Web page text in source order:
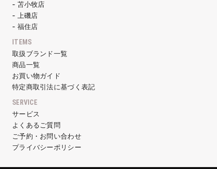
- 苫小牧店
- 上磯店
- 福住店
ITEMS
取扱ブランド一覧
商品一覧
お買い物ガイド
特定商取引法に基づく表記
SERVICE
サービス
よくあるご質問
ご予約・お問い合わせ
プライバシーポリシー